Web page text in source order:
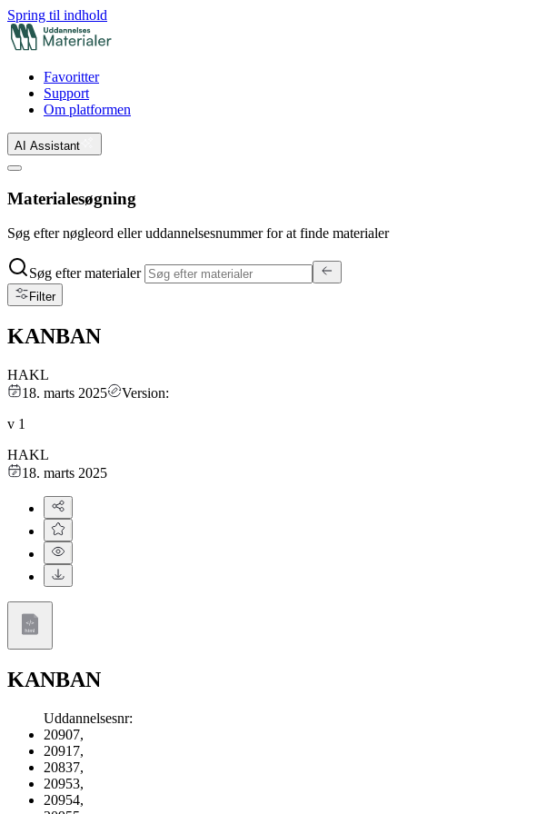
Spring til indhold
Favoritter
Support
Om platformen
AI Assistant
Materialesøgning
Søg efter nøgleord eller uddannelsesnummer for at finde materialer
Søg efter materialer
Filter
KANBAN
HAKL
18. marts 2025
Version:
v 1
HAKL
18. marts 2025
KANBAN
Uddannelsesnr:
20907,
20917,
20837,
20953,
20954,